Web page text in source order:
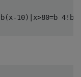
b(x-10)| x>80=b 4! b